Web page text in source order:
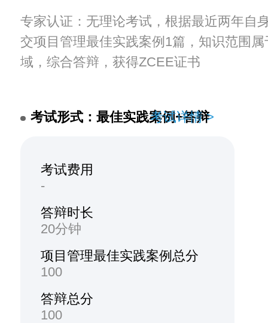
专家认证：无理论考试，根据最近两年自
交项目管理最佳实践案例1篇，知识范围
域，综合答辩，获得ZCEE证书
考试形式：最佳实践案例+答辩
考试详情 >
考试费用
-
答辩时长
20分钟
项目管理最佳实践案例总分
100
答辩总分
100